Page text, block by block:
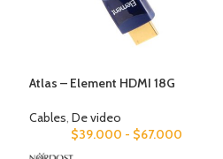
Atlas – Element HDMI 18G
Cables, De video
$39.000 - $67.000